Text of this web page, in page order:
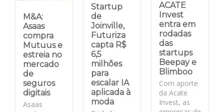
M&A:
Asaas
compra
Mutuus e
estreia no
mercado
de
seguros
digitais
Asaas
Startup
de
Joinville,
Futuriza
capta R$
6,5
milhões
para
escalar IA
aplicada à
moda
ACATE
Invest
entra em
rodadas
das
startups
Beepay e
Blimboo
Com aporte
da Acate
Invest, as